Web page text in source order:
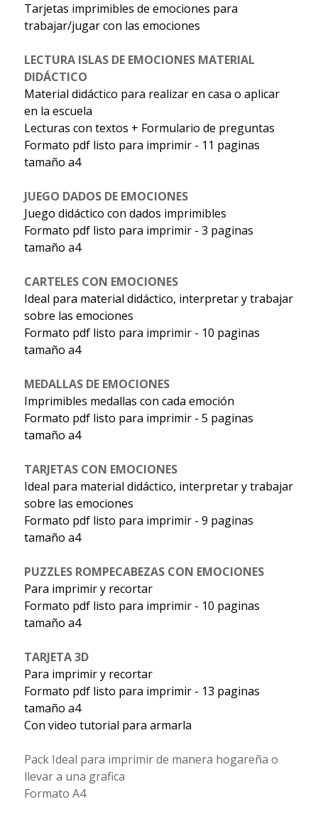
Tarjetas imprimibles de emociones para
trabajar/jugar con las emociones
LECTURA ISLAS DE EMOCIONES MATERIAL
DIDÁCTICO
Material didáctico para realizar en casa o aplicar
en la escuela
Lecturas con textos + Formulario de preguntas
Formato pdf listo para imprimir - 11 paginas
tamaño a4
JUEGO DADOS DE EMOCIONES
Juego didáctico con dados imprimibles
Formato pdf listo para imprimir - 3 paginas
tamaño a4
CARTELES CON EMOCIONES
Ideal para material didáctico, interpretar y trabajar
sobre las emociones
Formato pdf listo para imprimir - 10 paginas
tamaño a4
MEDALLAS DE EMOCIONES
Imprimibles medallas con cada emoción
Formato pdf listo para imprimir - 5 paginas
tamaño a4
TARJETAS CON EMOCIONES
Ideal para material didáctico, interpretar y trabajar
sobre las emociones
Formato pdf listo para imprimir - 9 paginas
tamaño a4
PUZZLES ROMPECABEZAS CON EMOCIONES
Para imprimir y recortar
Formato pdf listo para imprimir - 10 paginas
tamaño a4
TARJETA 3D
Para imprimir y recortar
Formato pdf listo para imprimir - 13 paginas
tamaño a4
Con video tutorial para armarla
Pack Ideal para imprimir de manera hogareña o
llevar a una grafica
Formato A4